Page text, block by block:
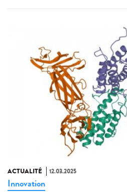
ACTUALITÉ 12.03.2025
Innovation